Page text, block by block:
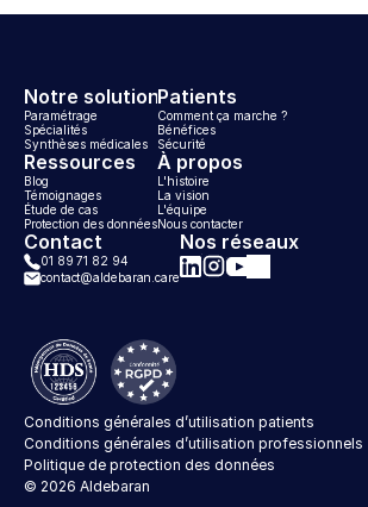
Notre solution
Paramétrage
Spécialités
Synthèses médicales
Patients
Comment ça marche ?
Bénéfices
Sécurité
Blog
Ressources
Témoignages
Étude de cas
Protection des données
À propos
L'histoire
La vision
Nous contacter
L'équipe
01 89 71 82 94
contact@aldebaran.care
Contact Nos réseaux
Conditions générales d’utilisation patients
Conditions générales d’utilisation professionnels
Politique de protection des données
© 2026 Aldebaran